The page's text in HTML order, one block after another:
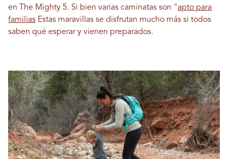
en The Mighty 5. Si bien varias caminatas son "apto para
familias Estas maravillas se disfrutan mucho más si todos
saben qué esperar y vienen preparados.